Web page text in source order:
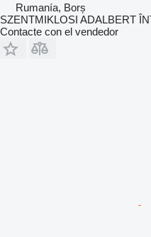
Rumanía, Borș
SZENTMIKLOSI ADALBERT
Contacte con el vendedor